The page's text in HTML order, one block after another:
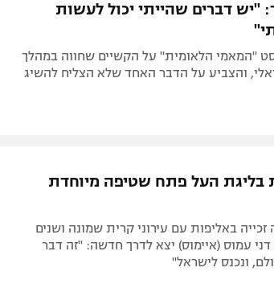
"יש דברים שהייתי יכול לעשות
"המאמי הלאומית" על הקשיים שחווה במהלך
והצביע על הדבר האחד שלא הצליח להשיג
בליגת העל פתח שטיפה מיוחדת
באליפות עם עירוני קרית שמונה ושנים
עמוס (איימוס) יצא לדרך חדשה: "זה דבר
ונכנס לישראל"